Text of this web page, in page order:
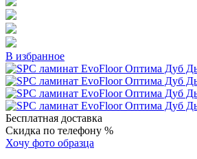
В избранное
Бесплатная доставка
Скидка по телефону %
Хочу фото образца